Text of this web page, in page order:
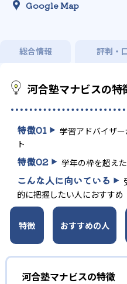
Google Map
総合情報 評判・
河合塾マナビスの特
特徴01
学習アドバイザ
ト
特徴02 学年の枠を超え
こんな人に向いている
的に把握したい人におすすめ
特徴 おすすめの人
河合塾マナビスの特徴